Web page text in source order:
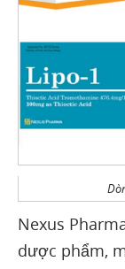
​Nexus
dược phẩm,